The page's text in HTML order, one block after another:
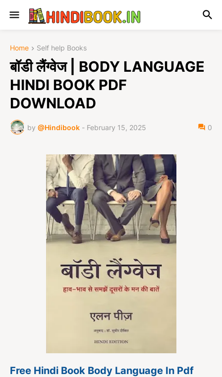
Home Self help Books
बॉडी लैंग्वेज | BODY LANGUAGE
HINDI BOOK PDF
DOWNLOAD
by @Hindibook - February 15, 2025 0
Free Hindi Book Body Language In Pdf